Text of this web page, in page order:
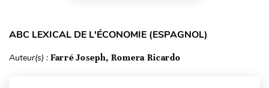
ABC LEXICAL DE L'ÉCONOMIE (ESPAGNOL)
Auteur(s) : Farré Joseph, Romera Ricardo